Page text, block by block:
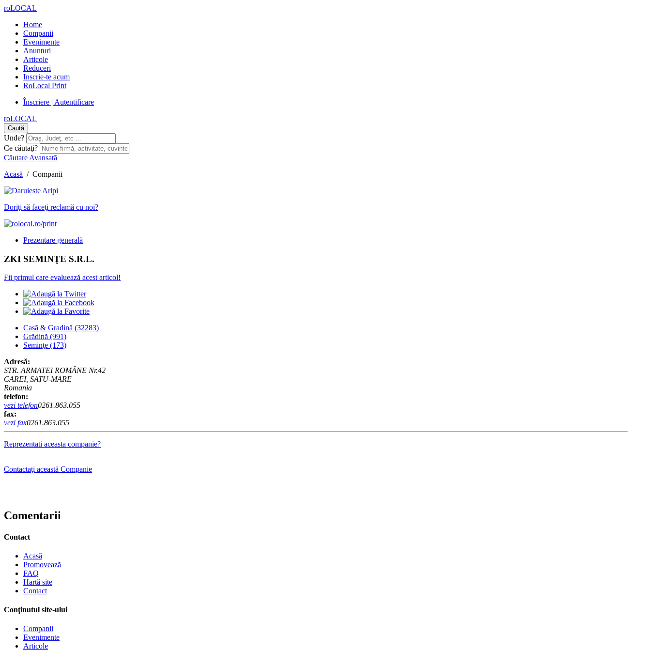
roLOCAL
Home
Companii
Evenimente
Anunturi
Articole
Reduceri
Inscrie-te acum
RoLocal Print
Înscriere | Autentificare
roLOCAL
Caută
Unde?
Ce căutaţi?
Căutare Avansată
Acasă / Companii
Doriţi să faceţi reclamă cu noi?
Prezentare generală
ZKI SEMINŢE S.R.L.
Fii primul care evaluează acest articol!
Casă & Gradină (32283)
Grădină (991)
Seminţe (173)
Adresă:
STR. ARMATEI ROMÂNE Nr.42
CAREI, SATU-MARE
Romania
telefon:
vezi telefon0261.863.055
fax:
vezi fax0261.863.055
Reprezentati aceasta companie?
Contactaţi această Companie
Comentarii
Contact
Acasă
Promovează
FAQ
Hartă site
Contact
Conţinutul site-ului
Companii
Evenimente
Articole